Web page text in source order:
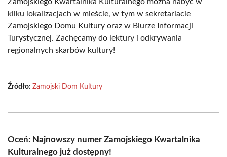
kilku lokalizacjach w mieście, w tym w sekretariacie
Zamojskiego Domu Kultury oraz w Biurze Informacji
Turystycznej. Zachęcamy do lektury i odkrywania
regionalnych skarbów kultury!
Źródło: Zamojski Dom Kultury
Oceń: Najnowszy numer Zamojskiego Kwartalnika
Kulturalnego już dostępny!